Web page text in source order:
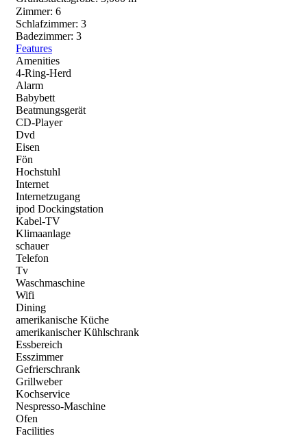
Zimmer: 6
Schlafzimmer: 3
Badezimmer: 3
Features
Amenities
4-Ring-Herd
Alarm
Babybett
Beatmungsgerät
CD-Player
Dvd
Eisen
Fön
Hochstuhl
Internet
Internetzugang
ipod Dockingstation
Kabel-TV
Klimaanlage
schauer
Telefon
Tv
Waschmaschine
Wifi
Dining
amerikanische Küche
amerikanischer Kühlschrank
Essbereich
Esszimmer
Gefrierschrank
Grillweber
Kochservice
Nespresso-Maschine
Ofen
Facilities